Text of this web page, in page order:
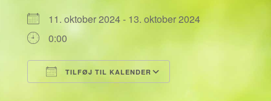
11. oktober 2024 - 13. oktober 2024
0:00
TILFØJ TIL KALENDER
Google Kalender